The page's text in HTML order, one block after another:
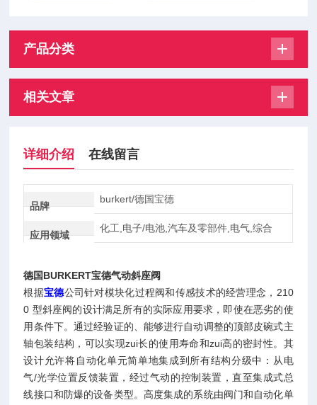
产品分类
相关文章
详细介绍 在线留言
品牌
burkert/德国宝德
应用领域
化工,电子/电池,汽车及零部件,电气,综合
德国BURKERT宝德气动斜座阀
根据宝德公司针对模块化过程阀和传感技术的经营理念，210
0 型斜座阀的设计满足所有的实际应用要求，即使在恶劣的使
用条件下。通过经验证的、能够进行自动调整的顶部皮碗式主
轴包装结构，可以实现zui长的使用寿命和zui高的密封性。其
设计允许将自动化单元简单地集成到所有结构分级中：从电
气/光学位置反馈装置，经过气动的控制装置，直至集成式总
线接口和防爆的设备类型。高度集成的系统由阀门和自动化单